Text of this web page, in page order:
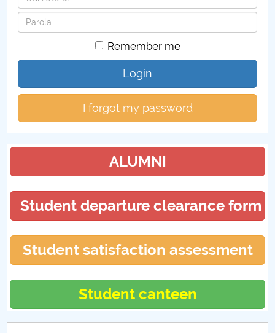
Proiecte internaționale 2011
Proiecte internaționale 2012
Proiecte internaționale 2014
Proiecte internaționale 2015
Proiecte internaționale 2016
Proiecte internaționale 2023
Password
Remember me
Login
I forgot my password
ALUMNI
Student departure clearance form
Student satisfaction assessment
Student canteen